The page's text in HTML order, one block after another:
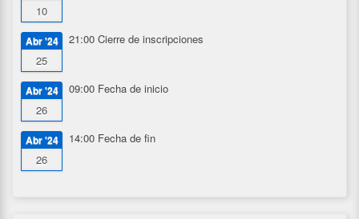
10
Abr '24
25
21:00 Cierre de inscripciones
Abr '24
26
09:00 Fecha de inicio
Abr '24
26
14:00 Fecha de fin